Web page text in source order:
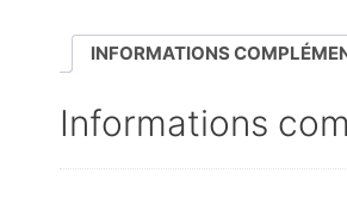
INFORMATIONS
Informations